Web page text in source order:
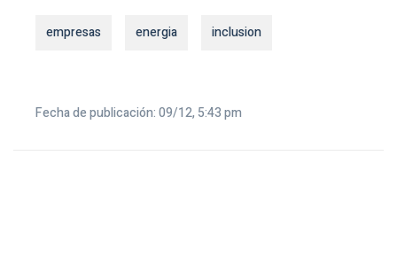
empresas energia inclusion
Fecha de publicación: 09/12, 5:43 pm